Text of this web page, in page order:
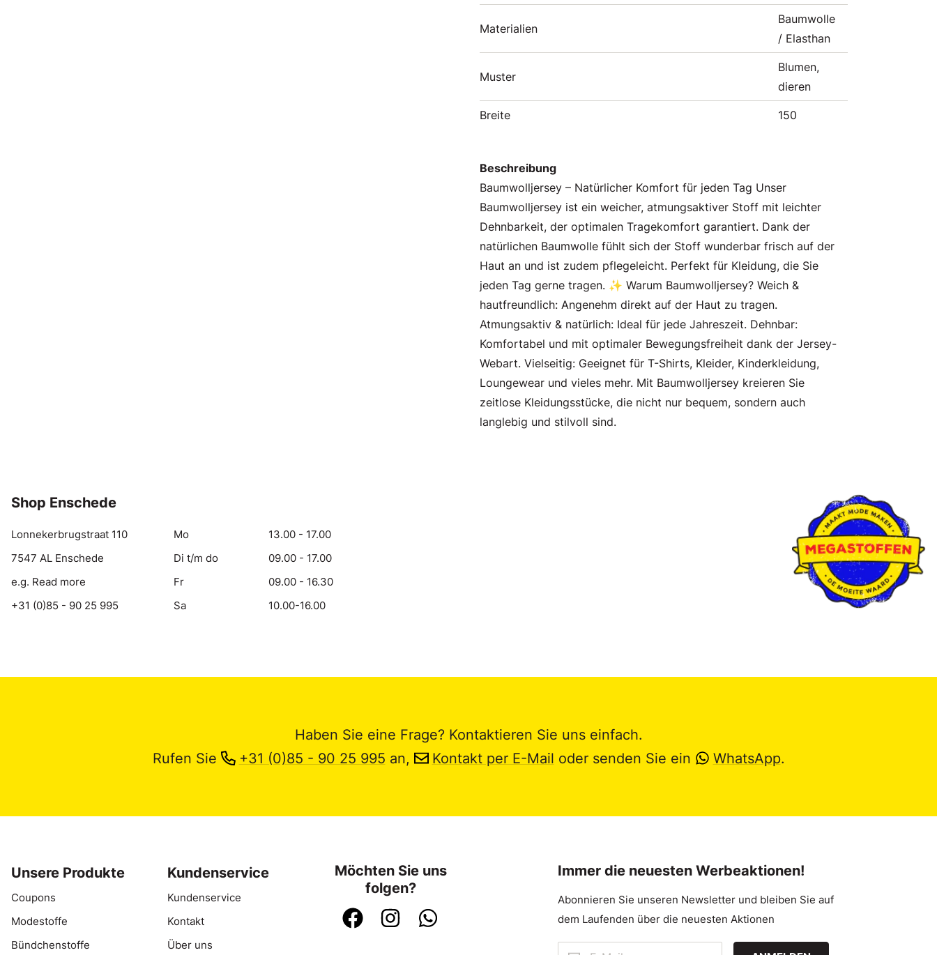
Materialien
Baumwolle
/ Elasthan
Muster
Blumen,
dieren
Breite 150
Beschreibung
Baumwolljersey – Natürlicher Komfort für jeden Tag Unser
Baumwolljersey ist ein weicher, atmungsaktiver Stoff mit leichter
Dehnbarkeit, der optimalen Tragekomfort garantiert. Dank der
natürlichen Baumwolle fühlt sich der Stoff wunderbar frisch auf der
Haut an und ist zudem pflegeleicht. Perfekt für Kleidung, die Sie
jeden Tag gerne tragen. ✨ Warum Baumwolljersey? Weich &
hautfreundlich: Angenehm direkt auf der Haut zu tragen.
Atmungsaktiv & natürlich: Ideal für jede Jahreszeit. Dehnbar:
Komfortabel und mit optimaler Bewegungsfreiheit dank der Jersey-
Webart. Vielseitig: Geeignet für T-Shirts, Kleider, Kinderkleidung,
Loungewear und vieles mehr. Mit Baumwolljersey kreieren Sie
zeitlose Kleidungsstücke, die nicht nur bequem, sondern auch
langlebig und stilvoll sind.
Shop Enschede
Lonnekerbrugstraat 110
7547 AL Enschede
e.g. Read more
+31 (0)85 - 90 25 995
Mo
13.00 - 17.00
Di t/m do
09.00 - 17.00
Fr
09.00 - 16.30
Sa
10.00-16.00
Haben Sie eine Frage? Kontaktieren Sie uns einfach.
Rufen Sie
+31 (0)85 - 90 25 995 an, Kontakt per E-Mail oder senden Sie ein WhatsApp.
Unsere Produkte
Coupons
Modestoffe
Bündchenstoffe
Kundenservice
Kundenservice
Kontakt
Über uns
Möchten Sie uns
folgen?
Immer die neuesten Werbeaktionen!
Abonnieren Sie unseren Newsletter und bleiben Sie auf
dem Laufenden über die neuesten Aktionen